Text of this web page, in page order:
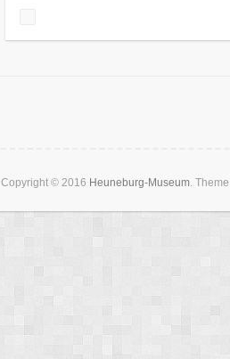
Copyright © 2016 Heuneburg-Museum.